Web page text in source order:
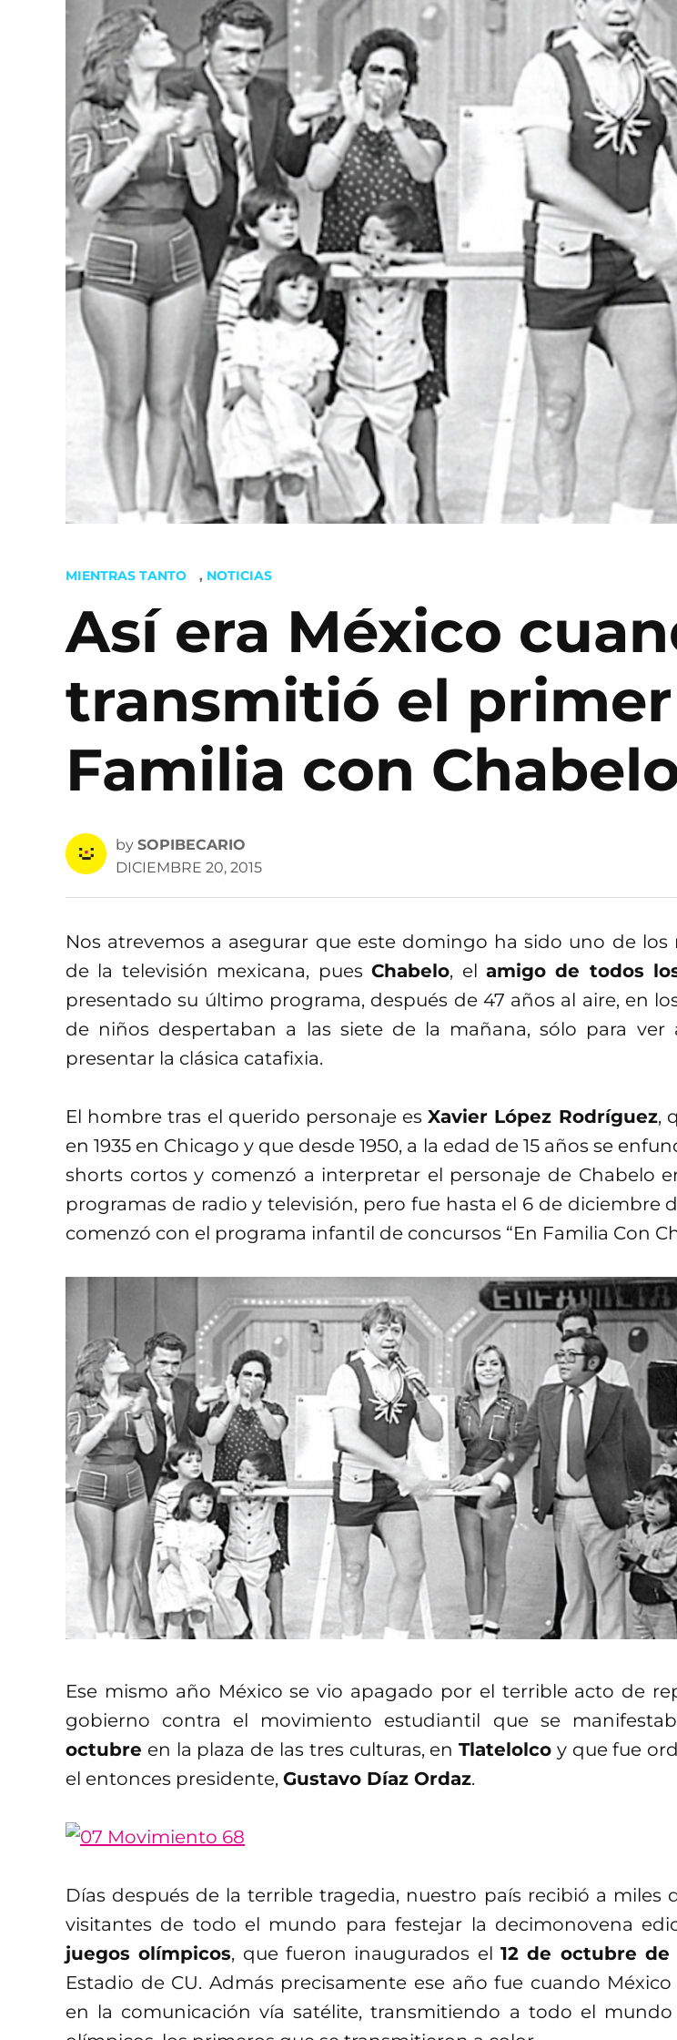
POSTED
MIENTRAS TANTO , NOTICIAS
Así era México
transmitió el primer
Familia con
by SOPIBECARIO
DICIEMBRE 20, 2015
Nos atrevemos a asegurar que este domingo ha sido uno de los
de la televisión mexicana, puesChabelo, el amigo de todos
presentado su último programa, después de 47 años al aire, en
de niños despertaban a las siete de la mañana, sólo para ver
presentar la clásica catafixia.
El hombre tras el querido personaje esXavier López Rodríguez,
en 1935 en Chicago y que desde 1950, a la edad de 15 años se
shorts cortos y comenzó a interpretar el personaje de Chabelo
programas de radio y televisión, pero fue hasta el 6 de diciembre
comenzó con el programa infantil de concursos “En Familia Con
Ese mismo año México se vio apagado por el terrible acto de
gobierno contra el movimiento estudiantil que se
octubre en la plaza de las tres culturas, enTlatelolco y que fue
el entonces presidente, Gustavo Díaz Ordaz.
Días después de la terrible tragedia, nuestro país recibió a miles
visitantes de todo el mundo para festejar la decimonovena
juegos olímpicos, que fueron inaugurados el12 de octubre de
Estadio de CU. Admás precisamente ese año fue cuando
en la comunicación vía satélite, transmitiendo a todo el mundo